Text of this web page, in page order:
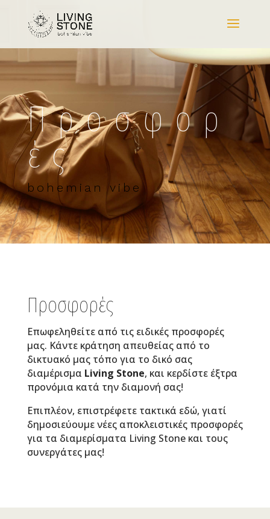
Προσφορ
ές
bohemian vibe
Προσφορές
Επωφεληθείτε από τις ειδικές προσφορές
μας. Κάντε κράτηση απευθείας από το
δικτυακό μας τόπο για το δικό σας
διαμέρισμα Living Stone, και κερδίστε έξτρα
προνόμια κατά την διαμονή σας!
Επιπλέον, επιστρέφετε τακτικά εδώ, γιατί
δημοσιεύουμε νέες αποκλειστικές προσφορές
για τα διαμερίσματα Living Stone και τους
συνεργάτες μας!